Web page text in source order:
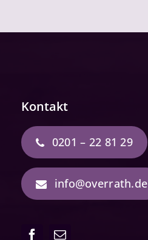
Kontakt
0201 – 22 81 29
info@overrath.de